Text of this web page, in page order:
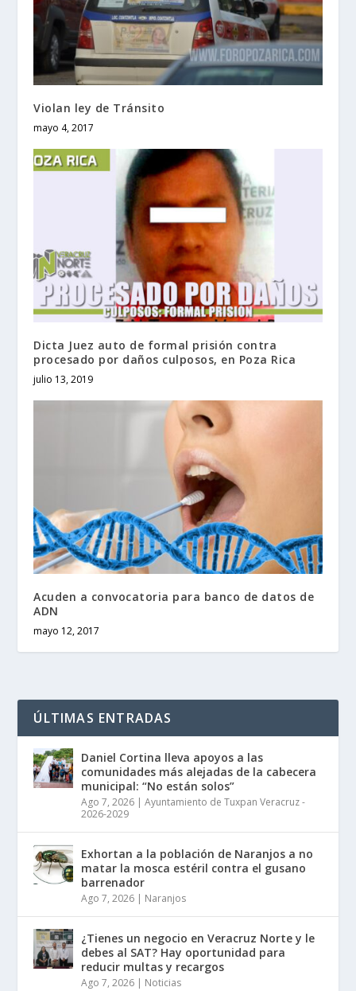
Violan ley de Tránsito
mayo 4, 2017
Dicta Juez auto de formal prisión contra
procesado por daños culposos, en Poza Rica
julio 13, 2019
Acuden a convocatoria para banco de datos de
ADN
mayo 12, 2017
ÚLTIMAS ENTRADAS
Daniel Cortina lleva apoyos a las
comunidades más alejadas de la cabecera
municipal: “No están solos”
Ago 7, 2026 |Ayuntamiento de Tuxpan Veracruz -
2026-2029
Exhortan a la población de Naranjos a no
matar la mosca estéril contra el gusano
barrenador
Ago 7, 2026 | Naranjos
¿Tienes un negocio en Veracruz Norte y le
debes al SAT? Hay oportunidad para
reducir multas y recargos
Ago 7, 2026 | Noticias